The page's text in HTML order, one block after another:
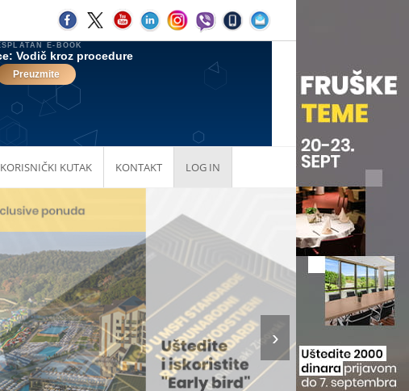
KORISNIČKI KUTAK KONTAKT LOG IN